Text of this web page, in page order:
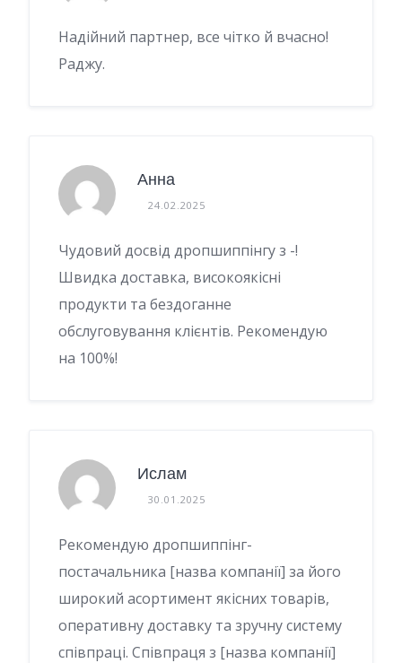
Надійний партнер, все чітко й вчасно!
Раджу.
Анна
24.02.2025
Чудовий досвід дропшиппінгу з -!
Швидка доставка, високоякісні
продукти та бездоганне
обслуговування клієнтів. Рекомендую
на 100%!
Ислам
30.01.2025
Рекомендую дропшиппінг-
постачальника [назва компанії] за його
широкий асортимент якісних товарів,
оперативну доставку та зручну систему
співпраці. Співпраця з [назва компанії]